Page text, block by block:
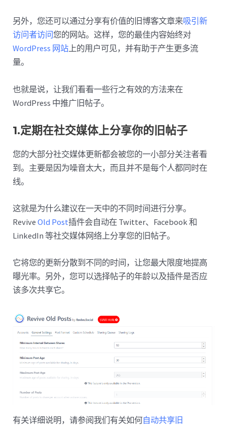
另外，您还可以通过分享有价值的旧博客文章来吸引新
访问者访问您的网站。这样，您的最佳内容始终对
WordPress 网站上的用户可见，并有助于产生更多流
量。
也就是说，让我们看看一些行之有效的方法来在
WordPress 中推广旧帖子。
1.定期在社交媒体上分享你的旧帖子
您的大部分社交媒体更新都会被您的一小部分关注者看
到。主要是因为噪音太大，而且并不是每个人都同时在
线。
这就是为什么建议在一天中的不同时间进行分享。
ReviveOld Post插件会自动在 Twitter、Facebook 和
LinkedIn 等社交媒体网络上分享您的旧帖子。
它将您的更新分散到不同的时间，让您最大限度地提高
曝光率。另外，您可以选择帖子的年龄以及插件是否应
该多次共享它。
有关详细说明，请参阅我们有关如何自动共享旧